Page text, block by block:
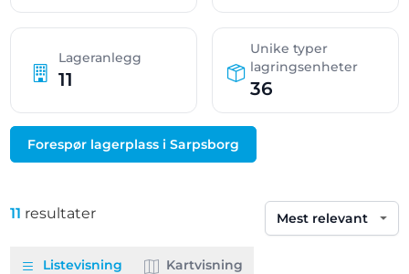
Lageranlegg
11
Unike typer
lagringsenheter
36
Forespør lagerplass i Sarpsborg
11 resultater
Sorter etter
Listevisning Kartvisning